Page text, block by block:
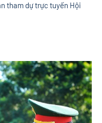
tham dự trực tuyến Hội